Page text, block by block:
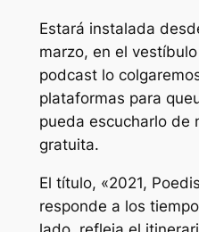
Estará instalada
marzo, en el
podcast lo
plataformas para
pueda escucharlo de
gratuita.
El título, «2021,
responde a los